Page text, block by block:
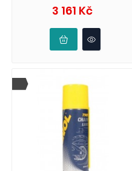
(zvýšený startovací
3 161 KčCena